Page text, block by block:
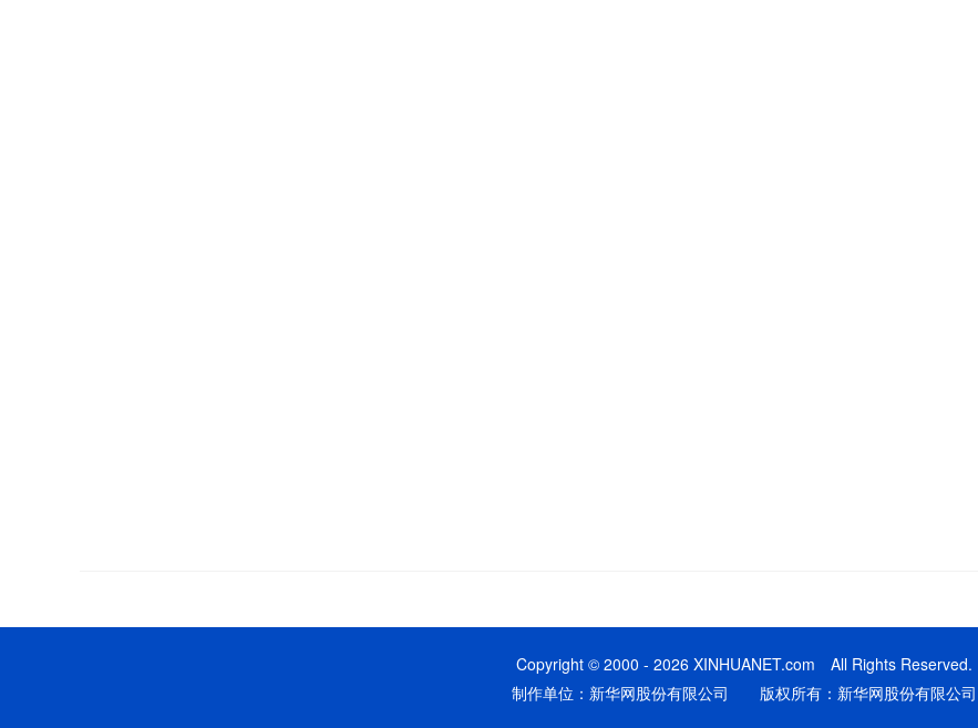
Copyright © 2000 - 2026 XINHUANET.com All Rights Reserved.
制作单位：新华网股份有限公司 版权所有：新华网股份有限公司